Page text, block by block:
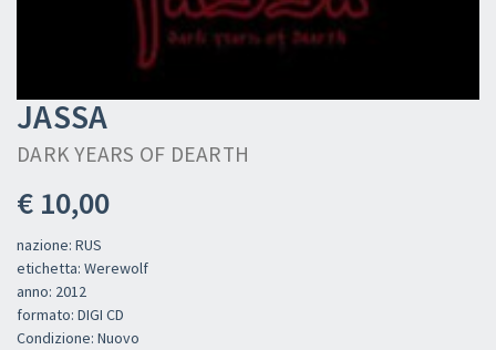
JASSA
DARK YEARS OF DEARTH
€ 10,00
nazione: RUS
etichetta: Werewolf
anno: 2012
formato: DIGI CD
Condizione: Nuovo